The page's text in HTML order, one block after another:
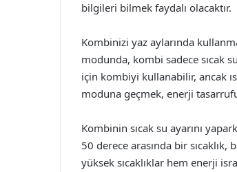
bilgileri bilmek faydalı olacaktır.
Kombinizi yaz aylarında
modunda, kombi sadece sıcak
için kombiyi kullanabilir, ancak
moduna geçmek, enerji tasarrufu
Kombinin sıcak su ayarını
50 derece arasında bir
yüksek sıcaklıklar hem enerji